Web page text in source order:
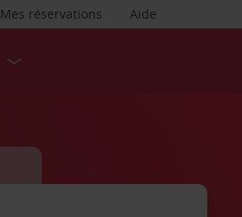
Aide
Mes réservations